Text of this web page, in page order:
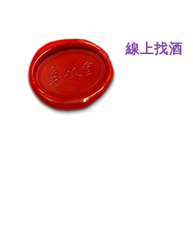
線上找酒